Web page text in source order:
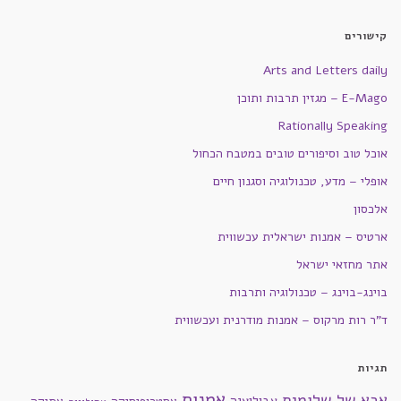
קישורים
Arts and Letters daily
E-Mago – מגזין תרבות ותוכן
Rationally Speaking
אוכל טוב וסיפורים טובים במטבח הכחול
אופלי – מדע, טכנולוגיה וסגנון חיים
אלכסון
ארטיס – אמנות ישראלית עכשווית
אתר מחזאי ישראל
בוינג-בוינג – טכנולוגיה ותרבות
ד"ר רות מרקוס – אמנות מודרנית ועכשווית
תגיות